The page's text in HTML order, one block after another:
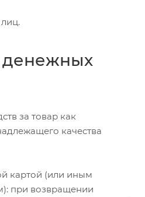
денежных
за товар как
качества
картой (или иным
при возвращении